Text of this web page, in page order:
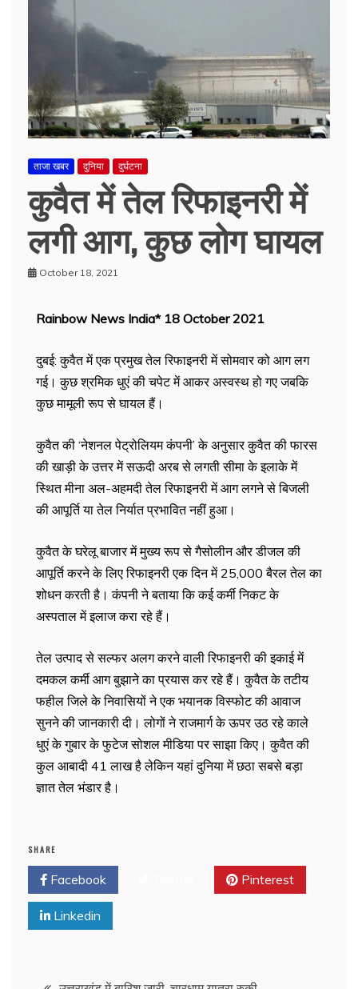
ताजा खबर दुनिया दुर्घटना
कुवैत में तेल रिफाइनरी में
लगी आग, कुछ लोग घायल
October 18, 2021
Rainbow News India* 18 October 2021
दुबई: कुवैत में एक प्रमुख तेल रिफाइनरी में सोमवार को आग लग
गई। कुछ श्रमिक धुएं की चपेट में आकर अस्वस्थ हो गए जबकि
कुछ मामूली रूप से घायल हैं।
कुवैत की ‘नेशनल पेट्रोलियम कंपनी’ के अनुसार कुवैत की फारस
की खाड़ी के उत्तर में सऊदी अरब से लगती सीमा के इलाके में
स्थित मीना अल-अहमदी तेल रिफाइनरी में आग लगने से बिजली
की आपूर्ति या तेल निर्यात प्रभावित नहीं हुआ।
कुवैत के घरेलू बाजार में मुख्य रूप से गैसोलीन और डीजल की
आपूर्ति करने के लिए रिफाइनरी एक दिन में 25,000 बैरल तेल का
शोधन करती है। कंपनी ने बताया कि कई कर्मी निकट के
अस्पताल में इलाज करा रहे हैं।
तेल उत्पाद से सल्फर अलग करने वाली रिफाइनरी की इकाई में
दमकल कर्मी आग बुझाने का प्रयास कर रहे हैं। कुवैत के तटीय
फहील जिले के निवासियों ने एक भयानक विस्फोट की आवाज
सुनने की जानकारी दी। लोगों ने राजमार्ग के ऊपर उठ रहे काले
धुएं के गुबार के फुटेज सोशल मीडिया पर साझा किए। कुवैत की
कुल आबादी 41 लाख है लेकिन यहां दुनिया में छठा सबसे बड़ा
ज्ञात तेल भंडार है।
SHARE
Facebook Pinterest
Linkedin